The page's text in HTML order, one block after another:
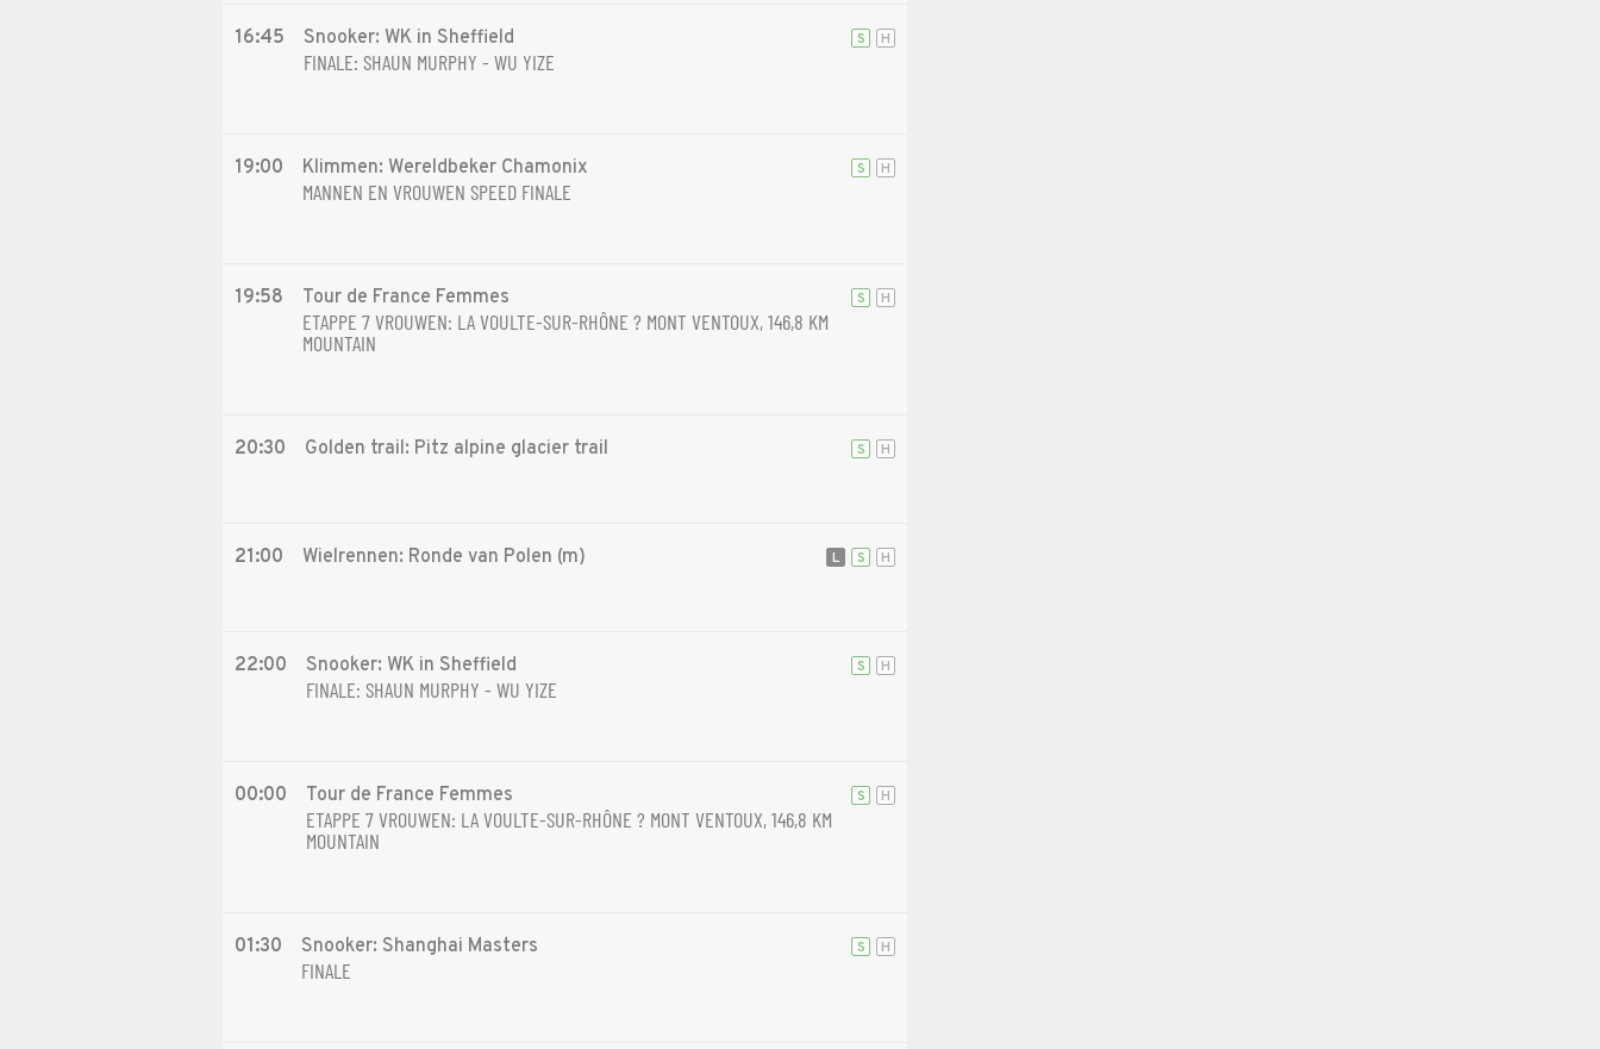
16:45 Snooker: WK in Sheffield
FINALE: SHAUN MURPHY - WU YIZE
S H
19:00 Klimmen: Wereldbeker Chamonix
MANNEN EN VROUWEN SPEED FINALE
S H
19:58 Tour de France Femmes
ETAPPE 7 VROUWEN: LA VOULTE-SUR-RHÔNE ? MONT VENTOUX, 146,8 KM
MOUNTAIN
S H
20:30 Golden trail: Pitz alpine glacier trail S H
21:00 Wielrennen: Ronde van Polen (m) L S H
22:00 Snooker: WK in Sheffield
FINALE: SHAUN MURPHY - WU YIZE
S H
00:00 Tour de France Femmes
ETAPPE 7 VROUWEN: LA VOULTE-SUR-RHÔNE ? MONT VENTOUX, 146,8 KM
MOUNTAIN
S H
01:30 Snooker: Shanghai Masters
FINALE
S H